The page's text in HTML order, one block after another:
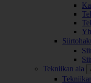
Tekniikan ala